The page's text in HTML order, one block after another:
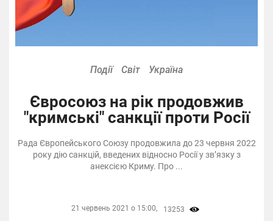
Події Світ Україна
Євросоюз на рік продовжив
"кримські" санкції проти Росії
Рада Європейського Союзу продовжила до 23 червня 2022
року дію санкцій, введених відносно Росії у зв’язку з
анексією Криму. Про ...
21 червень 2021 о 15:00, 13253